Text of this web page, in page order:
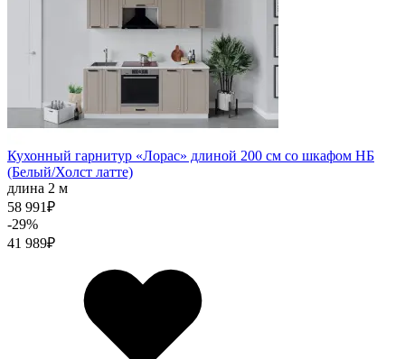
Кухонный гарнитур «Лорас» длиной 200 см со шкафом НБ
(Белый/Холст латте)
длина 2 м
58 991₽
-29%
41 989₽